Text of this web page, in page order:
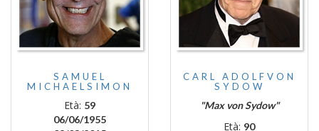
SAMUEL
MICHAELSIMON
Età: 59
06/06/1955
CARL ADOLFVON
SYDOW
"Max von Sydow"
Età: 90